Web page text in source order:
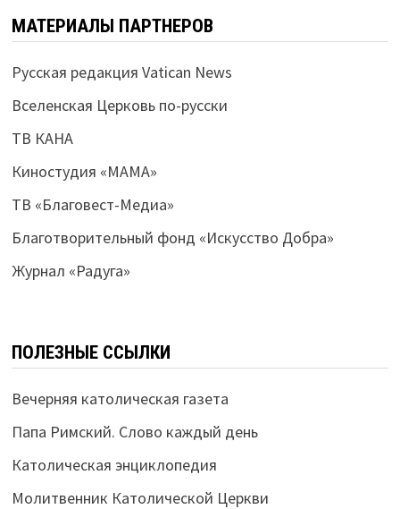
МАТЕРИАЛЫ ПАРТНЕРОВ
Русская редакция Vatican News
Вселенская Церковь по-русски
ТВ КАНА
Киностудия «МАМА»
ТВ «Благовест-Медиа»
Благотворительный фонд «Искусство Добра»
Журнал «Радуга»
ПОЛЕЗНЫЕ ССЫЛКИ
Вечерняя католическая газета
Папа Римский. Слово каждый день
Католическая энциклопедия
Молитвенник Католической Церкви